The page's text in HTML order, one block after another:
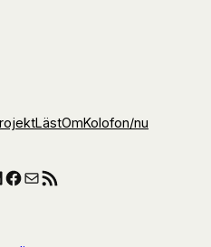
LästOmKolofon/nu
Facebook
E-postRSS-flöde